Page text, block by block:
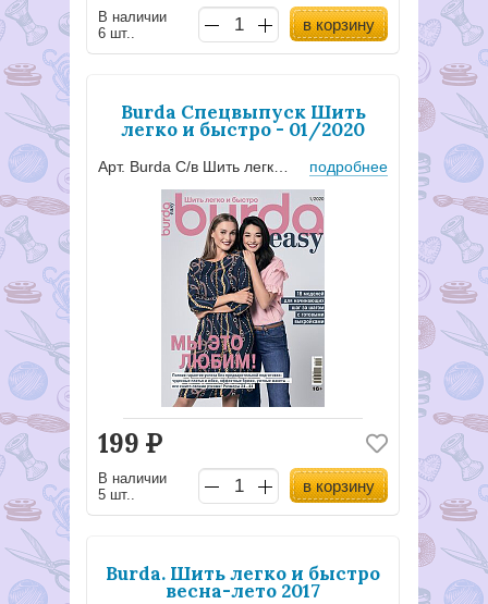
В наличии
6 шт..
в корзину
Burda Спецвыпуск Шить
легко и быстро - 01/2020
подробнее
199 Р
В наличии
5 шт..
в корзину
Burda. Шить легко и быстро
весна-лето 2017